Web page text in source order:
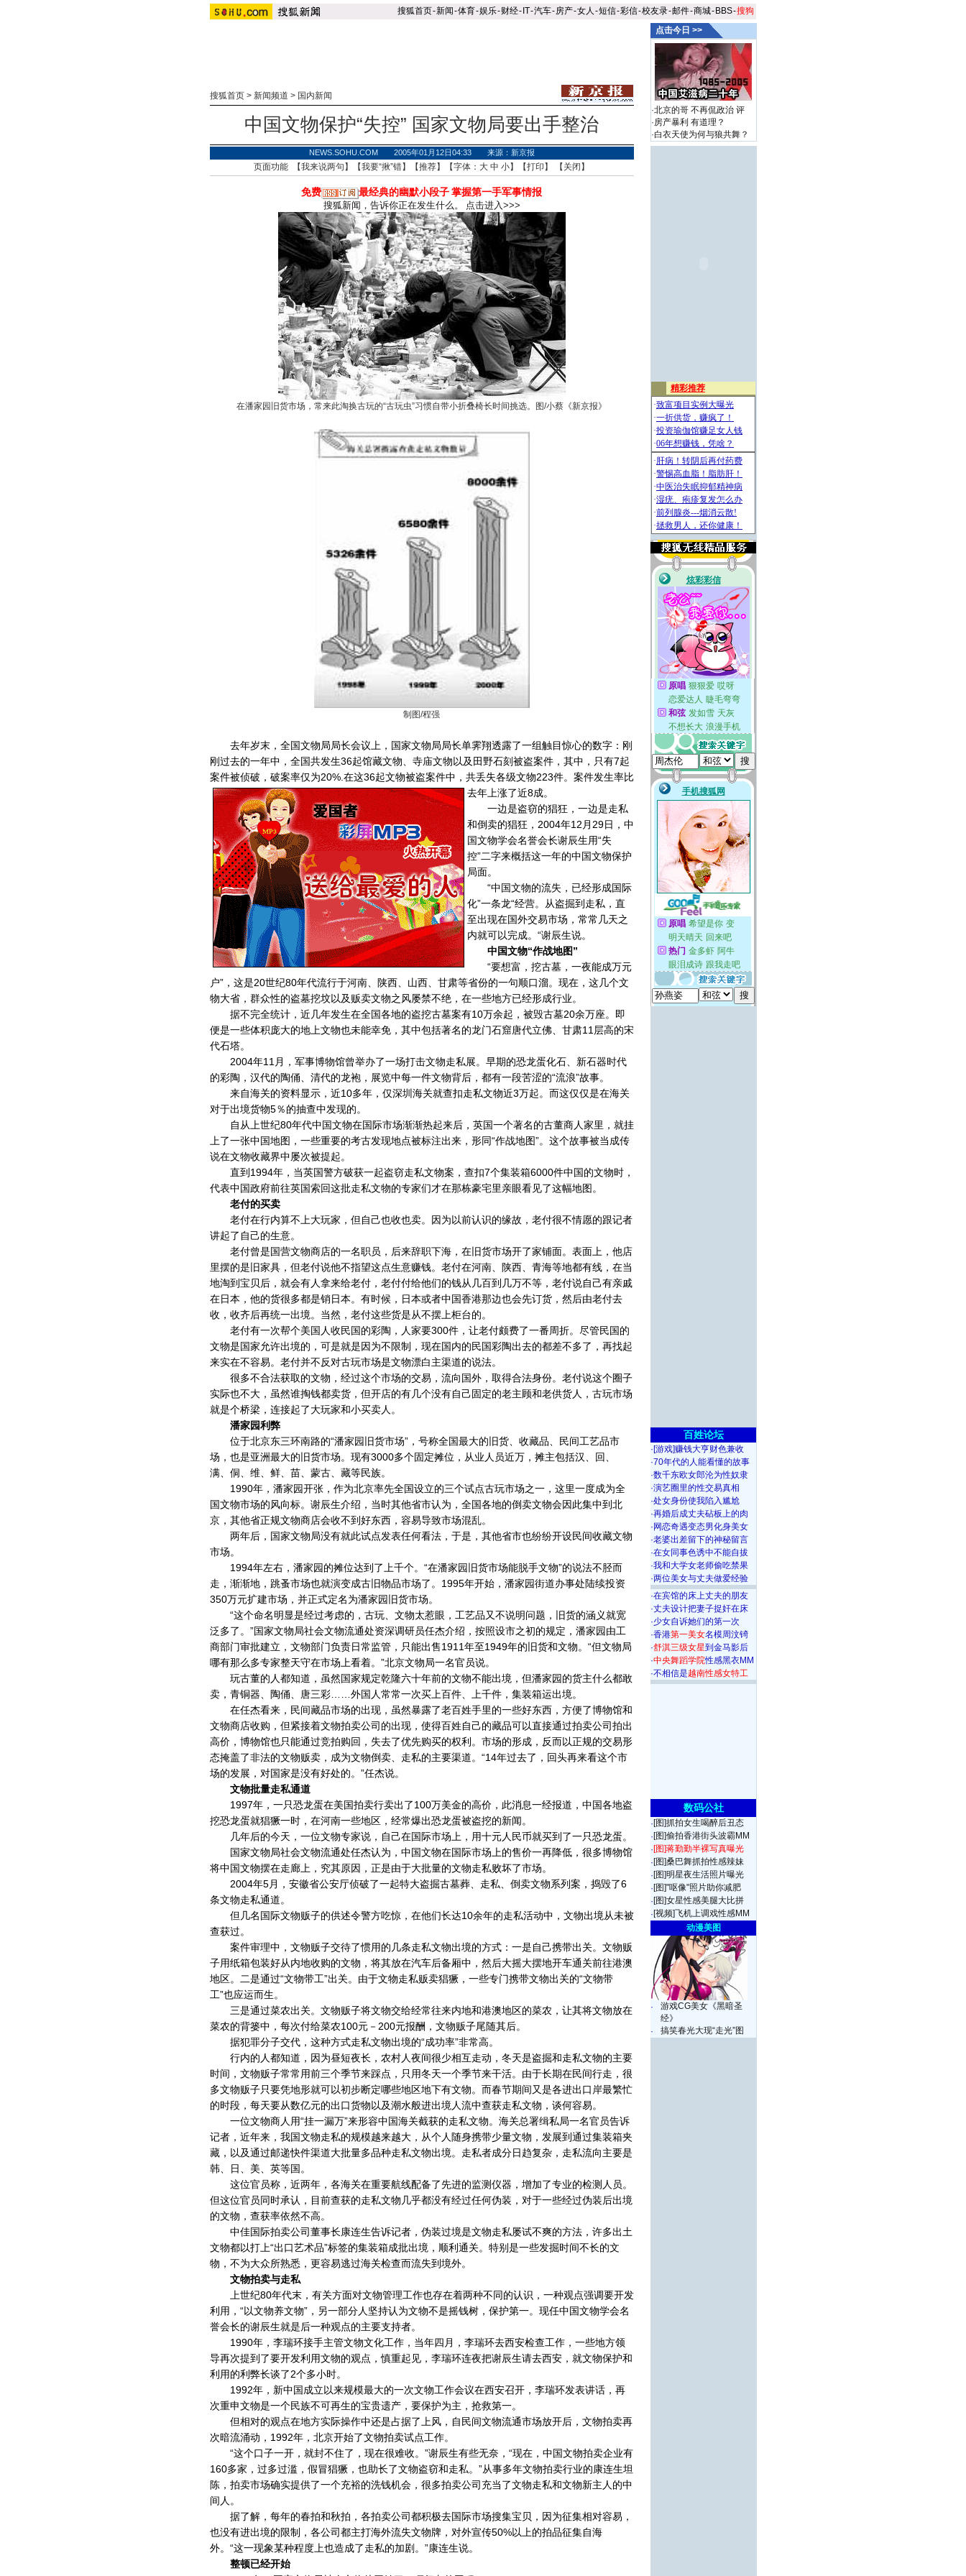
搜狐首页-新闻-体育-娱乐-财经- IT-汽车-房产-女人 -短信-彩信-校友录-邮件-商城- BBS-搜狗
搜狐首页> 新闻频道 > 国内新闻
中国文物保护“失控” 国家文物局要出手整治
NEWS.SOHU.COM 2005年01月12日04:33 来源：新京报
页面功能 【我来说两句 】【我要“揪”错】【推荐】【字体： 大 中 小】【打印 】 【 关闭 】
免费 最经典的幽默小段子掌握第一手军事情报
搜狐新闻，告诉你正在发生什么。 点击进入>>>
在潘家园旧货市场，常来此淘换古玩的“古玩虫”习惯自带小折叠椅长时间挑选。图/小蔡《新京报》
制图/程强
去年岁末，全国文物局局长会议上，国家文物局局长单霁翔透露了一组触目惊心的数字：刚
刚过去的一年中，全国共发生36起馆藏文物、寺庙文物以及田野石刻被盗案件，其中，只有7起
案件被侦破，破案率仅为20%.在这36起文物被盗案件中，共丢失各级文物223件。案件发生率比
去年上涨了近8成。
一边是盗窃的猖狂，一边是走私
和倒卖的猖狂，2004年12月29日，中
国文物学会名誉会长谢辰生用“失
控”二字来概括这一年的中国文物保护
局面。
“中国文物的流失，已经形成国际
化”一条龙“经营。从盗掘到走私，直
至出现在国外交易市场，常常几天之
内就可以完成。“谢辰生说。
中国文物“作战地图”
“要想富，挖古墓，一夜能成万元
户”，这是20世纪80年代流行于河南、陕西、山西、甘肃等省份的一句顺口溜。现在，这几个文
物大省，群众性的盗墓挖坟以及贩卖文物之风屡禁不绝，在一些地方已经形成行业。
据不完全统计，近几年发生在全国各地的盗挖古墓案有10万余起，被毁古墓20余万座。即
便是一些体积庞大的地上文物也未能幸免，其中包括著名的龙门石窟唐代立佛、甘肃11层高的宋
代石塔。
2004年11月，军事博物馆曾举办了一场打击文物走私展。早期的恐龙蛋化石、新石器时代
的彩陶，汉代的陶俑、清代的龙袍，展览中每一件文物背后，都有一段苦涩的“流浪”故事。
来自海关的资料显示，近10多年，仅深圳海关就查扣走私文物近3万起。而这仅仅是在海关
对于出境货物5％的抽查中发现的。
自从上世纪80年代中国文物在国际市场渐渐热起来后，英国一个著名的古董商人家里，就挂
上了一张中国地图，一些重要的考古发现地点被标注出来，形同“作战地图”。这个故事被当成传
说在文物收藏界中屡次被提起。
直到1994年，当英国警方破获一起盗窃走私文物案，查扣7个集装箱6000件中国的文物时，
代表中国政府前往英国索回这批走私文物的专家们才在那栋豪宅里亲眼看见了这幅地图。
老付的买卖
老付在行内算不上大玩家，但自己也收也卖。因为以前认识的缘故，老付很不情愿的跟记者
讲起了自己的生意。
老付曾是国营文物商店的一名职员，后来辞职下海，在旧货市场开了家铺面。表面上，他店
里摆的是旧家具，但老付说他不指望这点生意赚钱。老付在河南、陕西、青海等地都有线，在当
地淘到宝贝后，就会有人拿来给老付，老付付给他们的钱从几百到几万不等，老付说自己有亲戚
在日本，他的货很多都是销日本。有时候，日本或者中国香港那边也会先订货，然后由老付去
收，收齐后再统一出境。当然，老付这些货是从不摆上柜台的。
老付有一次帮个美国人收民国的彩陶，人家要300件，让老付颇费了一番周折。尽管民国的
文物是国家允许出境的，可是就是因为不限制，现在国内的民国彩陶出去的都差不多了，再找起
来实在不容易。老付并不反对古玩市场是文物漂白主渠道的说法。
很多不合法获取的文物，经过这个市场的交易，流向国外，取得合法身份。老付说这个圈子
实际也不大，虽然谁掏钱都卖货，但开店的有几个没有自己固定的老主顾和老供货人，古玩市场
就是个桥梁，连接起了大玩家和小买卖人。
潘家园利弊
位于北京东三环南路的“潘家园旧货市场”，号称全国最大的旧货、收藏品、民间工艺品市
场，也是亚洲最大的旧货市场。现有3000多个固定摊位，从业人员近万，摊主包括汉、回、
满、侗、维、鲜、苗、蒙古、藏等民族。
1990年，潘家园开张，作为北京率先全国设立的三个试点古玩市场之一，这里一度成为全
国文物市场的风向标。谢辰生介绍，当时其他省市认为，全国各地的倒卖文物会因此集中到北
京，其他省正规文物商店会收不到好东西，容易导致市场混乱。
两年后，国家文物局没有就此试点发表任何看法，于是，其他省市也纷纷开设民间收藏文物
市场。
1994年左右，潘家园的摊位达到了上千个。“在潘家园旧货市场能脱手文物”的说法不胫而
走，渐渐地，跳蚤市场也就演变成古旧物品市场了。1995年开始，潘家园街道办事处陆续投资
350万元扩建市场，并正式定名为潘家园旧货市场。
“这个命名明显是经过考虑的，古玩、文物太惹眼，工艺品又不说明问题，旧货的涵义就宽
泛多了。”国家文物局社会文物流通处资深调研员任杰介绍，按照设市之初的规定，潘家园由工
商部门审批建立，文物部门负责日常监管，只能出售1911年至1949年的旧货和文物。“但文物局
哪有那么多专家整天守在市场上看着。”北京文物局一名官员说。
玩古董的人都知道，虽然国家规定乾隆六十年前的文物不能出境，但潘家园的货主什么都敢
卖，青铜器、陶俑、唐三彩……外国人常常一次买上百件、上千件，集装箱运出境。
在任杰看来，民间藏品市场的出现，虽然暴露了老百姓手里的一些好东西，方便了博物馆和
文物商店收购，但紧接着文物拍卖公司的出现，使得百姓自己的藏品可以直接通过拍卖公司拍出
高价，博物馆也只能通过竞拍购回，失去了优先购买的权利。市场的形成，反而以正规的交易形
态掩盖了非法的文物贩卖，成为文物倒卖、走私的主要渠道。“14年过去了，回头再来看这个市
场的发展，对国家是没有好处的。”任杰说。
文物批量走私通道
1997年，一只恐龙蛋在美国拍卖行卖出了100万美金的高价，此消息一经报道，中国各地盗
挖恐龙蛋就猖獗一时，在河南一些地区，经常爆出恐龙蛋被盗挖的新闻。
几年后的今天，一位文物专家说，自己在国际市场上，用十元人民币就买到了一只恐龙蛋。
国家文物局社会文物流通处任杰认为，中国文物在国际市场上的售价一再降低，很多博物馆
将中国文物摆在走廊上，究其原因，正是由于大批量的文物走私败坏了市场。
2004年5月，安徽省公安厅侦破了一起特大盗掘古墓葬、走私、倒卖文物系列案，捣毁了6
条文物走私通道。
但几名国际文物贩子的供述令警方吃惊，在他们长达10余年的走私活动中，文物出境从未被
查获过。
案件审理中，文物贩子交待了惯用的几条走私文物出境的方式：一是自己携带出关。文物贩
子用纸箱包装好从内地收购的文物，将其放在汽车后备厢中，然后大摇大摆地开车通关前往港澳
地区。二是通过“文物带工”出关。由于文物走私贩卖猖獗，一些专门携带文物出关的“文物带
工”也应运而生。
三是通过菜农出关。文物贩子将文物交给经常往来内地和港澳地区的菜农，让其将文物放在
菜农的背篓中，每次付给菜农100元－200元报酬，文物贩子尾随其后。
据犯罪分子交代，这种方式走私文物出境的“成功率”非常高。
行内的人都知道，因为昼短夜长，农村人夜间很少相互走动，冬天是盗掘和走私文物的主要
时间，文物贩子常常用前三个季节来踩点，只用冬天一个季节来干活。由于长期在民间行走，很
多文物贩子只要凭地形就可以初步断定哪些地区地下有文物。而春节期间又是各进出口岸最繁忙
的时段，每天要从数亿元的出口货物以及潮水般进出境人流中查获走私文物，谈何容易。
一位文物商人用“挂一漏万”来形容中国海关截获的走私文物。海关总署缉私局一名官员告诉
记者，近年来，我国文物走私的规模越来越大，从个人随身携带少量文物，发展到通过集装箱夹
藏，以及通过邮递快件渠道大批量多品种走私文物出境。走私者成分日趋复杂，走私流向主要是
韩、日、美、英等国。
这位官员称，近两年，各海关在重要航线配备了先进的监测仪器，增加了专业的检测人员。
但这位官员同时承认，目前查获的走私文物几乎都没有经过任何伪装，对于一些经过伪装后出境
的文物，查获率依然不高。
中佳国际拍卖公司董事长康连生告诉记者，伪装过境是文物走私屡试不爽的方法，许多出土
文物都以打上“出口艺术品”标签的集装箱成批出境，顺利通关。特别是一些发掘时间不长的文
物，不为大众所熟悉，更容易逃过海关检查而流失到境外。
文物拍卖与走私
上世纪80年代末，有关方面对文物管理工作也存在着两种不同的认识，一种观点强调要开发
利用，“以文物养文物”，另一部分人坚持认为文物不是摇钱树，保护第一。现任中国文物学会名
誉会长的谢辰生就是后一种观点的主要支持者。
1990年，李瑞环接手主管文物文化工作，当年四月，李瑞环去西安检查工作，一些地方领
导再次提到了要开发利用文物的观点，慎重起见，李瑞环连夜把谢辰生请去西安，就文物保护和
利用的利弊长谈了2个多小时。
1992年，新中国成立以来规模最大的一次文物工作会议在西安召开，李瑞环发表讲话，再
次重申文物是一个民族不可再生的宝贵遗产，要保护为主，抢救第一。
但相对的观点在地方实际操作中还是占据了上风，自民间文物流通市场放开后，文物拍卖再
次暗流涌动，1992年，北京开始了文物拍卖试点工作。
“这个口子一开，就封不住了，现在很难收。”谢辰生有些无奈，“现在，中国文物拍卖企业有
160多家，过多过滥，假冒猖獗，也助长了文物盗窃和走私。”从事多年文物拍卖行业的康连生坦
陈，拍卖市场确实提供了一个充裕的洗钱机会，很多拍卖公司充当了文物走私和文物新主人的中
间人。
据了解，每年的春拍和秋拍，各拍卖公司都积极去国际市场搜集宝贝，因为征集相对容易，
也没有进出境的限制，各公司都主打海外流失文物牌，对外宣传50%以上的拍品征集自海
外。“这一现象某种程度上也造成了走私的加剧。”康连生说。
整顿已经开始
点击今日 >>
·北京的哥 不再侃政治 评
·房产暴利 有道理？
·白衣天使为何与狼共舞？
百姓论坛
· [游戏]赚钱大亨财色兼收
·70年代的人能看懂的故事
·数千东欧女郎沦为性奴隶
·演艺圈里的性交易真相
·处女身份使我陷入尴尬
·再婚后成丈夫砧板上的肉
· 网恋奇遇变态男化身美女
·老婆出差留下的神秘留言
·在女同事色诱中不能自拔
·我和大学女老师偷吃禁果
·两位美女与丈夫做爱经验
·在宾馆的床上丈夫的朋友
·丈夫设计把妻子捉奸在床
·少女自诉她们的第一次
·香港第一美女名模周汶锜
·舒淇三级女星到金马影后
·中央舞蹈学院性感黑衣MM
·不相信是越南性感女特工
数码公社
· [图]抓拍女生喝醉后丑态
· [图]偷拍香港街头波霸MM
·[图]蒋勤勤半裸写真曝光
· [图]桑巴舞抓拍性感辣妹
· [图]明星夜生活照片曝光
· [图]"呕像"照片助你减肥
· [图]女星性感美腿大比拼
· [视频]飞机上调戏性感MM
动漫美图
·
游戏CG美女《黑暗圣
经》
·
搞笑春光大现“走光”图